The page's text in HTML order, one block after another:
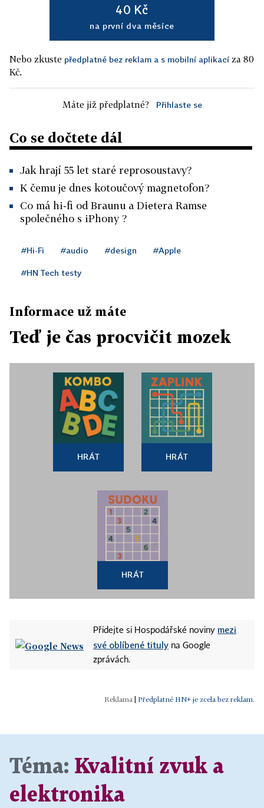
40 Kč
na první dva měsíce
Nebo zkuste předplatné bez reklam a s mobilní aplikací za 80
Kč.
Máte již předplatné? Přihlaste se
Co se dočtete dál
Jak hrají 55 let staré reprosoustavy?
K čemu je dnes kotoučový magnetofon?
Co má hi-fi od Braunu a Dietera Ramse
společného s iPhony ?
#Hi-Fi #audio #design #Apple
#HN Tech testy
Informace už máte
Teď je čas procvičit mozek
HRÁT HRÁT
HRÁT
Přidejte si Hospodářské noviny mezi
své oblíbené tituly na Google
zprávách.
Předplatné HN+ je zcela bez reklam.
Téma: Kvalitní zvuk a
elektronika